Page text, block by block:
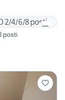
posti